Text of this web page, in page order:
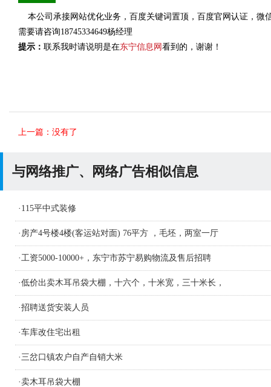
本公司承接网站优化业务，百度关键词置顶，百度官网认证，微
需要请咨询18745334649杨经理
提示： 联系我时请说明是在东宁信息网 看到的，谢谢！
上一篇：没有了
与网络推广、网络广告相似信息
· 115平中式装修
· 房产4号楼4楼(客运站对面) 76平方 ，毛坯，两室一厅
·工资5000-10000+，东宁市苏宁易购物流及售后招聘
·低价出卖木耳吊袋大棚，十六个，十米宽，三十米长，
·招聘送货安装人员
·车库改住宅出租
·三岔口镇农户自产自销大米
·卖木耳吊袋大棚